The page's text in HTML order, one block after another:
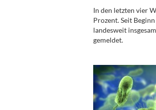
In den letzten vier
Prozent. Seit
landesweit
gemeldet.